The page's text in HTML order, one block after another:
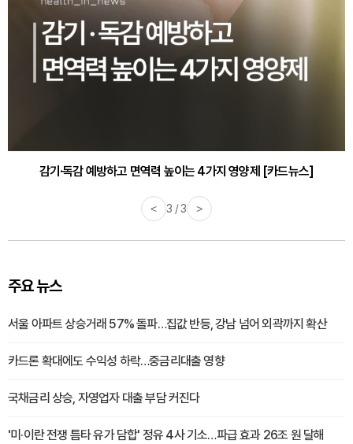
감기·독감 예방하고 면역력 높이는 4가지 영양제 [카드뉴스]
< 3 / 3 >
주요 뉴스
서울 아파트 상승거래 57% 돌파…집값 반등, 강남 넘어 외곽까지 확산
카드론 확대에도 수익성 하락…중금리대출 영향
국채금리 상승, 자영업자 대출 부담 커진다
'미·이란 전쟁 틈타 유가 담합' 정유 4사 기소…파급 효과 26조 원 달해